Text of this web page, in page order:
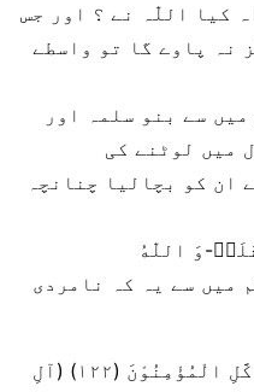
کیا اللّٰہ نے ؟ اور جس
نہ پاوے گا تو واسطے
سے بنو سلمہ اور
میں لوٹنے کی
ان کو بچالیا چنانچہ
وَ اللّٰهُ
میں سے یہ کہ نامردی
وَلِیُّهُمَاؕ-وَ عَلَى اللّٰهِ فَلْیَتَوَكَّلِ الْمُؤْمِنُوْنَ (۱۲۲) (آلِ